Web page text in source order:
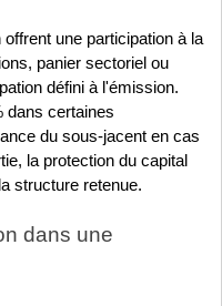
une participation à la
panier sectoriel ou
défini à l'émission.
dans certaines
du sous-jacent en cas
la protection du capital
structure retenue.
dans une